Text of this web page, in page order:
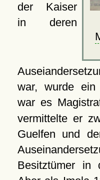
der Kaiser
in deren
war, wurde ein
war es
vermittelte er
Guelfen und
Besitztümer in